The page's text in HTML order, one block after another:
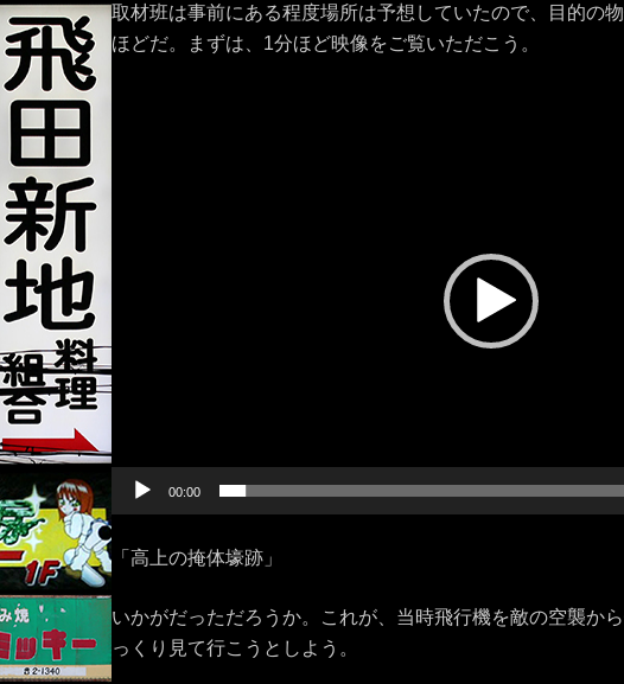
取材班は事前にある程度場所は予想していたので、目的の
ほどだ。まずは、1分ほど映像をご覧いただこう。
00:00
「高上の掩体壕跡」
いかがだっただろうか。これが、当時飛行機を敵の空襲か
っくり見て行こうとしよう。